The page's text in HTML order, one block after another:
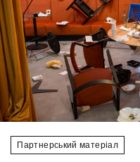
Партнерський матеріал